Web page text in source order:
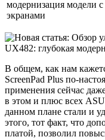
В общем, как нам
ScreenPad Plus по-
применения сейчас
в этом и плюс всех
данном плане стали и
этого, тот факт, что
платой, позволил